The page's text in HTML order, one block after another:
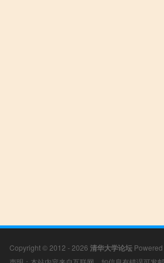
Copyright © 2012 - 2026 清华大学论坛